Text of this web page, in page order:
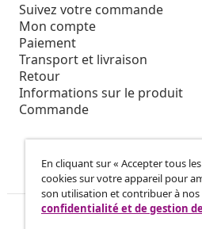
Suivez votre commande
Mon compte
Paiement
Transport et livraison
Retour
Informations sur le produit
Commande
En cliquant sur « Accepter tous
cookies sur votre appareil pour
son utilisation et contribuer à
confidentialité et de gestion